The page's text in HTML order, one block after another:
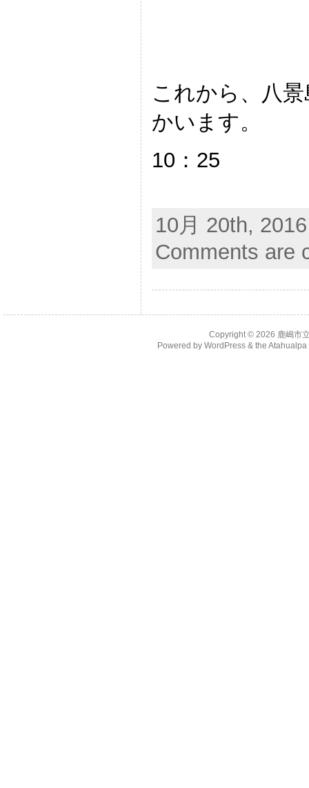
これから、八
かいます。
10：25
10月 20th,
Comments are
Copyright © 2026 鹿嶋市
Powered by WordPress& the Atahualpa